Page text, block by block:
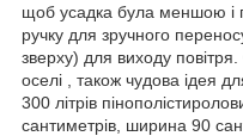
щоб усадка була меншою
ручку для зручного
зверху) для виходу
оселі , також чудова ідея
300 літрів
сантиметрів, ширина 90